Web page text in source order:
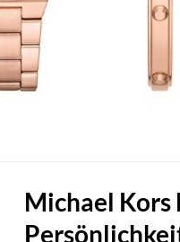
Michael Kors